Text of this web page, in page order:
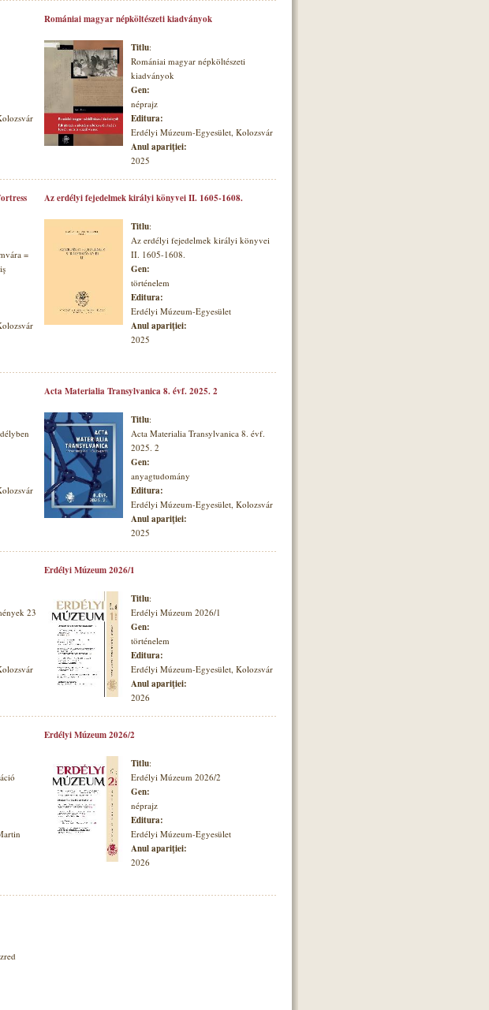
Romániai magyar népköltészeti kiadványok
Titlu:
Romániai magyar népköltészeti
kiadványok
Gen:
néprajz
Editura:
Erdélyi Múzeum-Egyesület, Kolozsvár
Anul apariţiei:
2025
=
Az erdélyi fejedelmek királyi könyvei II. 1605-1608.
Titlu:
Az erdélyi fejedelmek királyi könyvei
II. 1605-1608.
Gen:
történelem
Editura:
Erdélyi Múzeum-Egyesület
Anul apariţiei:
2025
Acta Materialia Transylvanica 8. évf. 2025. 2
Titlu:
Acta Materialia Transylvanica 8. évf.
2025. 2
Gen:
anyagtudomány
Editura:
Erdélyi Múzeum-Egyesület, Kolozsvár
Anul apariţiei:
2025
23
Erdélyi Múzeum 2026/1
Titlu:
Erdélyi Múzeum 2026/1
Gen:
történelem
Editura:
Erdélyi Múzeum-Egyesület, Kolozsvár
Anul apariţiei:
2026
Erdélyi Múzeum 2026/2
Titlu:
Erdélyi Múzeum 2026/2
Gen:
néprajz
Editura:
Erdélyi Múzeum-Egyesület
Anul apariţiei:
2026